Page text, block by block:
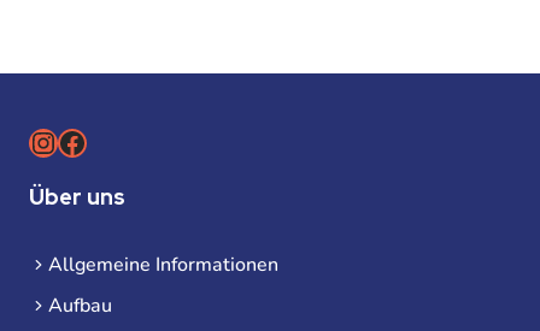
Instagram
Facebook
Über uns
Allgemeine Informationen
Aufbau